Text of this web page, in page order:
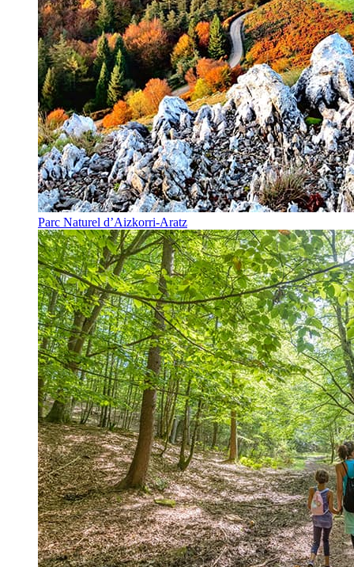
Parc Naturel d’Aizkorri-Aratz